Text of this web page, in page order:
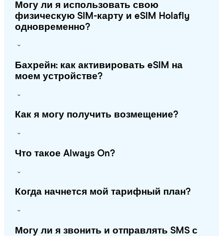
Могу ли я использовать свою
физическую SIM-карту и eSIM Holafly
одновременно?
Бахрейн: как активировать eSIM на
моем устройстве?
Как я могу получить возмещение?
Что такое Always On?
Когда начнется мой тарифный план?
Могу ли я звонить и отправлять SMS с